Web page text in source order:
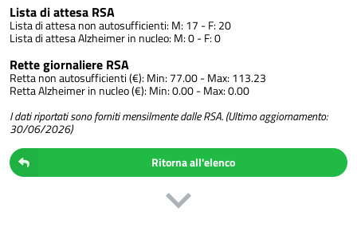
Lista di attesa RSA
Lista di attesa non autosufficienti: M: 17 - F: 20
Lista di attesa Alzheimer in nucleo: M: 0 - F: 0
Rette giornaliere RSA
Retta non autosufficienti (€): Min: 77.00 - Max: 113.23
Retta Alzheimer in nucleo (€): Min: 0.00 - Max: 0.00
I dati riportati sono forniti mensilmente dalle RSA. (Ultimo aggiornamento:
30/06/2026)
Ritorna all'elenco